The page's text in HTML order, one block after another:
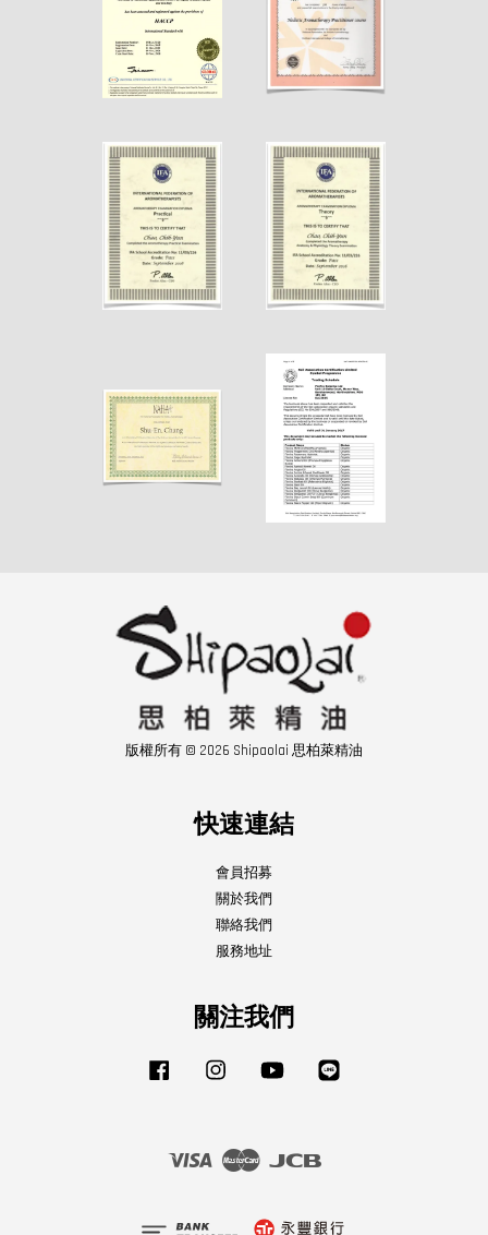
版權所有 © 2026 Shipaolai 思柏萊精油
快速連結
會員招募
關於我們
聯絡我們
服務地址
關注我們
Facebook Instagram YouTube
Visa Master